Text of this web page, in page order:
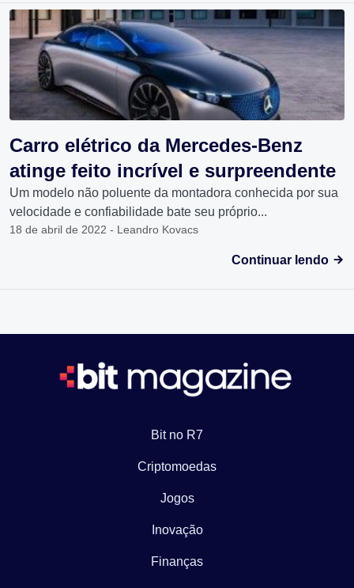
Carro elétrico da Mercedes-Benz
atinge feito incrível e surpreendente
Um modelo não poluente da montadora conhecida por sua
velocidade e confiabilidade bate seu próprio...
18 de abril de 2022 - Leandro Kovacs
Continuar lendo
Bit no R7
Criptomoedas
Jogos
Inovação
Finanças